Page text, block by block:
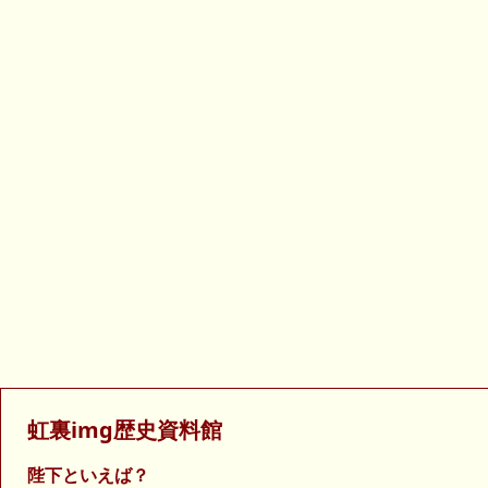
虹裏img歴史資料館
陛下といえば？